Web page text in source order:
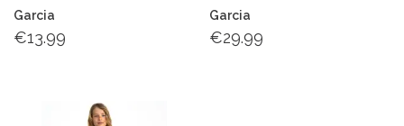
Garcia
€13.99
Garcia
€29.99